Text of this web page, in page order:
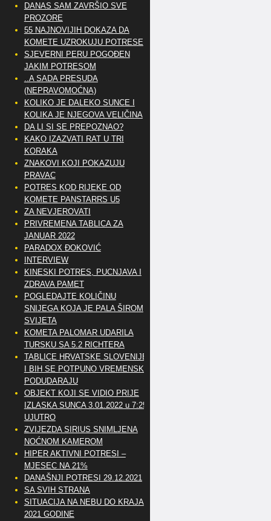
DANAS SAM ZAVRŠIO SVE
PROZORE
55 NAJNOVIJIH DOKAZA DA
KOMETE UZROKUJU POTRESE
SJEVERNI PERU POGOĐEN
JAKIM POTRESOM
..A SADA PRESUDA
(NEPRAVOMOĆNA)
KOLIKO JE DALEKO SUNCE I
KOLIKA JE NJEGOVA VELIČINA
DA LI SI SE PREPOZNAO?
KAKO IZAZVATI RAT U TRI
KORAKA
ZNAKOVI KOJI POKAZUJU
PRAVAC
POTRES KOD RIJEKE OD
KOMETE PANSTARRS U5
ZA NEVJEROVATI
PRIVREMENA TABLICA ZA
JANUAR 2022
PARADOX ĐOKOVIĆ
INTERVIEW
KINESKI POTRES, PUCNJAVA I
ZDRAVA PAMET
POGLEDAJTE KOLIČINU
SNIJEGA KOJA JE PALA ŠIROM
SVIJETA
KOMETA PALOMAR UDARILA
TURSKU SA 5.2 RICHTERA
TABLICE HRVATSKE SLOVENIJE
I BIH SE POTPUNO VREMENSKI
PODUDARAJU
OBJEKT KOJI SE VIDIO PRIJE
IZLASKA SUNCA 3.01.2022 u 7:25
UJUTRO
ZVIJEZDA SIRIUS SNIMLJENA
NOĆNOM KAMEROM
HIPER AKTIVNI POTRESI –
MJESEC NA 21%
DANAŠNJI POTRESI 29.12.2021
SA SVIH STRANA
SITUACIJA NA NEBU DO KRAJA
2021 GODINE